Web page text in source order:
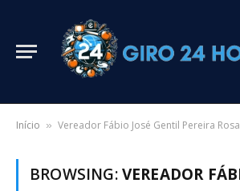
Início » Vereador Fábio José Gentil Pereira Rosa
BROWSING:VEREADOR